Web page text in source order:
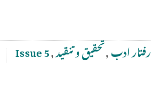
Issue 5,تحقیق وتنقید,رفتار ادب